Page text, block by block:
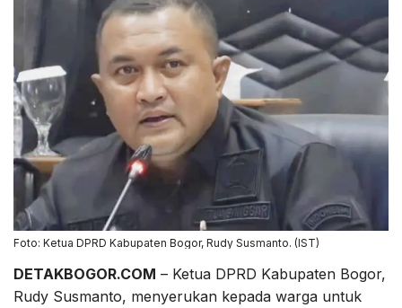
Foto: Ketua DPRD Kabupaten Bogor, Rudy Susmanto. (IST)
DETAKBOGOR.COM – Ketua DPRD Kabupaten Bogor,
Rudy Susmanto, menyerukan kepada warga untuk